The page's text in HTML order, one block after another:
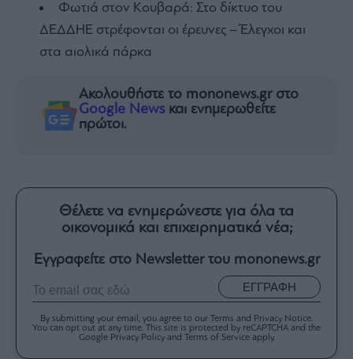
Φωτιά στον Κουβαρά: Στο δίκτυο του
ΔΕΔΔΗΕ στρέφονται οι έρευνες – Έλεγχοι και
στα αιολικά πάρκα
Ακολουθήστε το mononews.gr στο
Google News και ενημερωθείτε
πρώτοι.
Θέλετε να ενημερώνεστε για όλα τα
οικονομικά και επιχειρηματικά νέα;
Εγγραφείτε στο Newsletter του mononews.gr
ΕΓΓΡΑΦΗ
By submitting your email, you agree to our Terms and Privacy Notice.
You can opt out at any time. This site is protected by reCAPTCHA and the
Google Privacy Policy and Terms of Service apply.